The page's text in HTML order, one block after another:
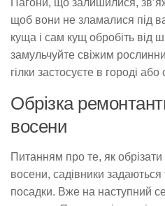
Пагони, що залишилися,
щоб вони не зламалися під
куща і сам кущ обробіть від
замульчуйте свіжим
гілки застосуєте в городі або
Обрізка
восени
Питанням про те, як
восени, садівники задаються
посадки. Вже на наступний